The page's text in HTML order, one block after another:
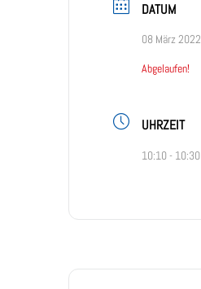
DATUM
08 März 2022
Abgelaufen!
UHRZEIT
10:10 - 10:30